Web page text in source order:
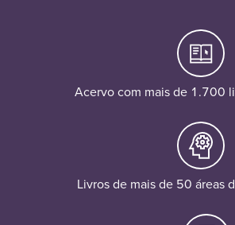
Acervo com mais de 1.700
Livros de mais de 50 áreas